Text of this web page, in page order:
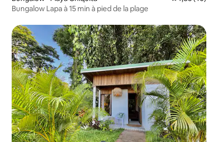
Bungalow Lapa à 15 min à pied de la plage